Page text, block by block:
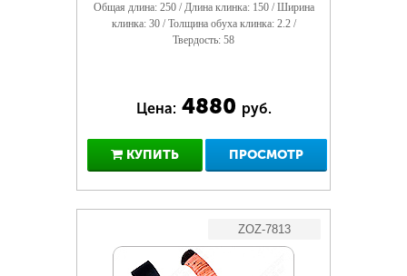
Общая длина: 250 / Длина клинка: 150 / Ширина
клинка: 30 / Толщина обуха клинка: 2.2 /
Твердость: 58
Цена: 4880 руб.
КУПИТЬ ПРОСМОТР
ZOZ-7813